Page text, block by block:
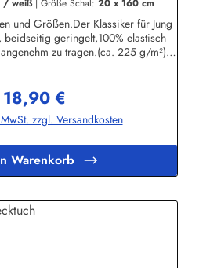
/ weiß | Größe Schal: 20 x 160 cm
und Größen.Der Klassiker für Jung
geringelt,100% elastisch
zu tragen.(ca. 225 g/m²)
bekleidung.de
Regulärer Preis:
18,90 €
zzgl. Versandkosten
Warenkorb